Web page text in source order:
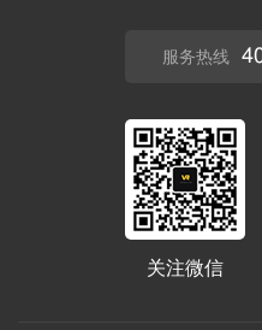
服务热线
关注微信